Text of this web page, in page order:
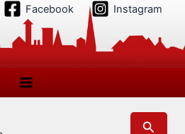
Facebook Instagram
Suchen